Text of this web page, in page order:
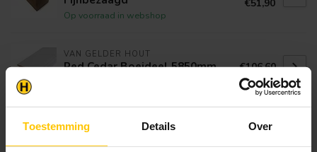
Toestemming Details Over
Op voorraad in webshop
€51,90
VAN GELDER HOUT
Red Cedar Boeideel 5850mm €106,60
VAN GELDER HOUT
Eiken Halfhouts vellingdeel |
Eiken dakbeschot